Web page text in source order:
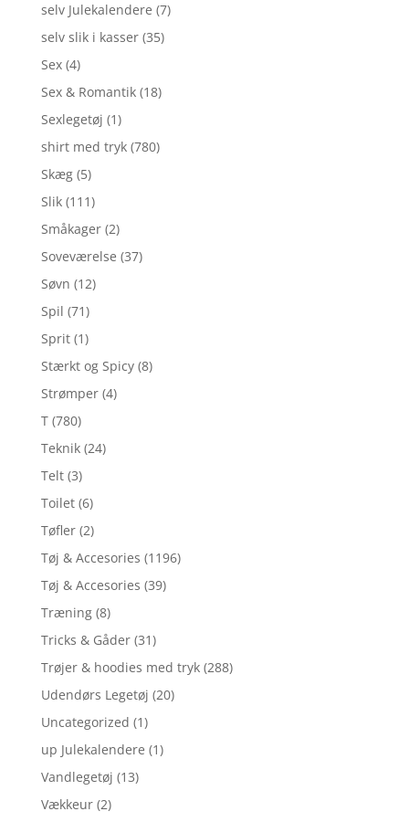
selv Julekalendere (7)
selv slik i kasser (35)
Sex (4)
Sex & Romantik (18)
Sexlegetøj (1)
shirt med tryk (780)
Skæg (5)
Slik (111)
Småkager (2)
Soveværelse (37)
Søvn (12)
Spil (71)
Sprit (1)
Stærkt og Spicy (8)
Strømper (4)
T (780)
Teknik (24)
Telt (3)
Toilet (6)
Tøfler (2)
Tøj & Accesories (1196)
Tøj & Accesories (39)
Træning (8)
Tricks & Gåder (31)
Trøjer & hoodies med tryk (288)
Udendørs Legetøj (20)
Uncategorized (1)
up Julekalendere (1)
Vandlegetøj (13)
Vækkeur (2)